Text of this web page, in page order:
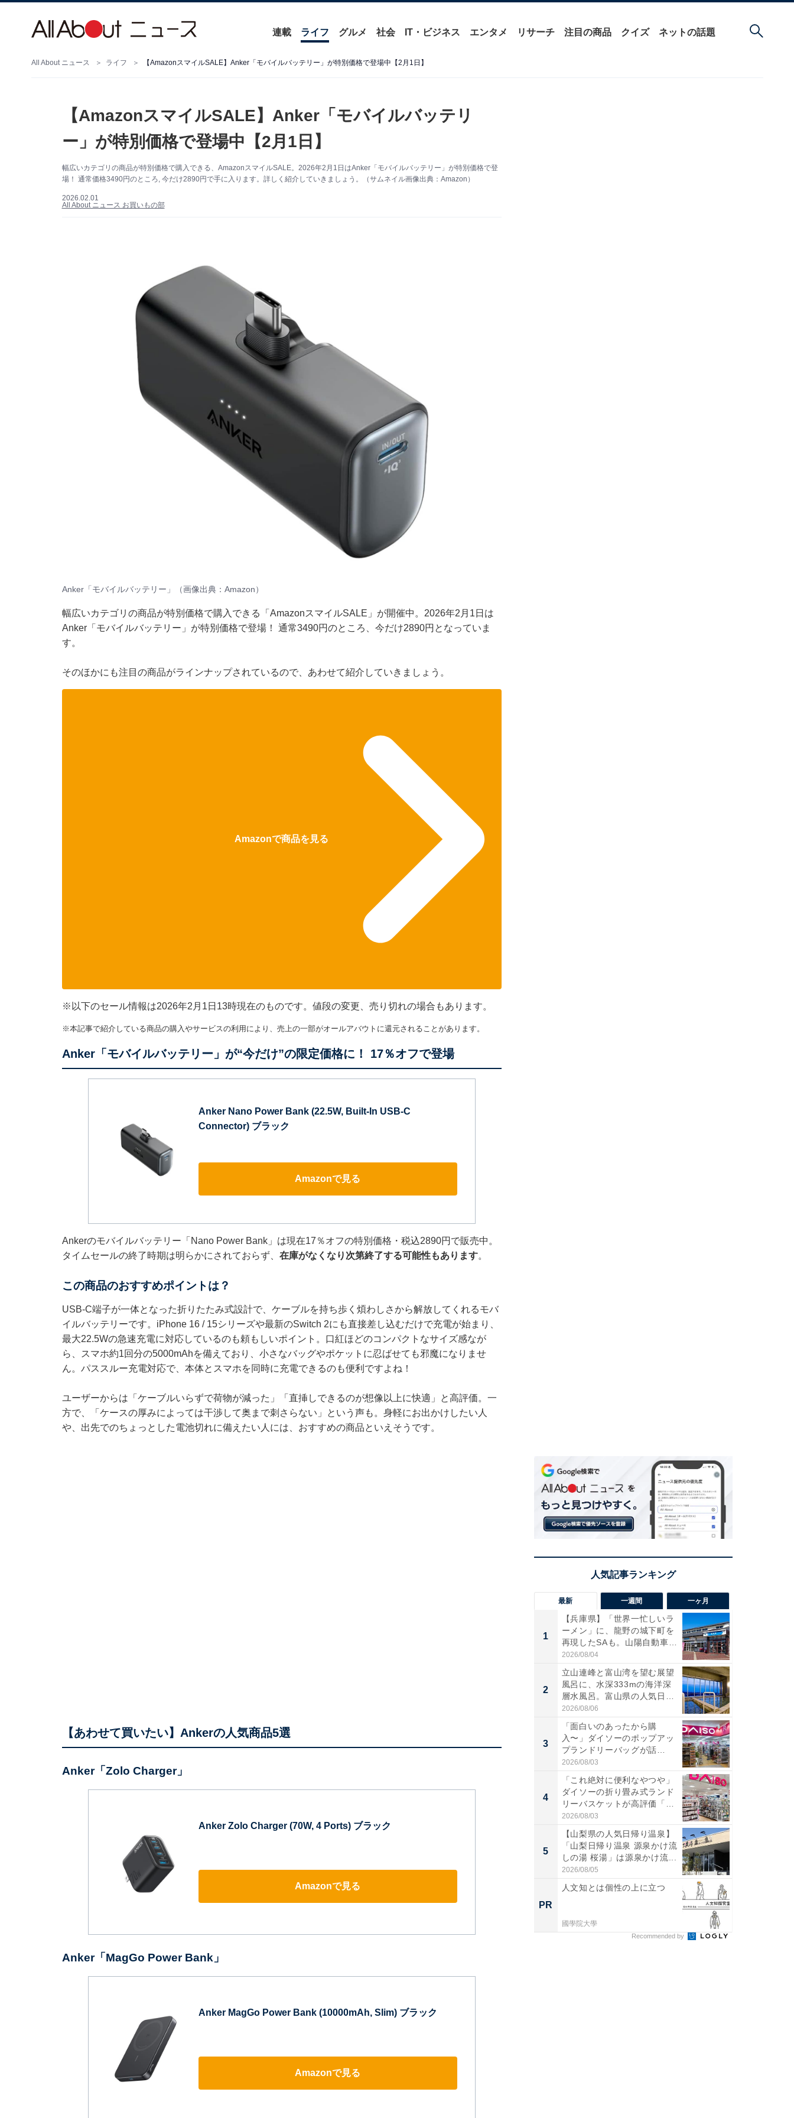
連載 ライフ グルメ 社会 IT・ビジネス エンタメ リサーチ 注目の商品 クイズ ネットの話題
All About ニュース ライフ 【AmazonスマイルSALE】Anker「モバイルバッテリー」が特別価格で登場中【2月1日】
【AmazonスマイルSALE】Anker「モバイルバッテリ
ー」が特別価格で登場中【2月1日】
幅広いカテゴリの商品が特別価格で購入できる、AmazonスマイルSALE。2026年2月1日はAnker「モバイルバッテリー」が特別価格で登
場！ 通常価格3490円のところ, 今だけ2890円で手に入ります。詳しく紹介していきましょう。（サムネイル画像出典：Amazon）
2026.02.01
All About ニュース お買いもの部
Anker「モバイルバッテリー」（画像出典：Amazon）
幅広いカテゴリの商品が特別価格で購入できる「AmazonスマイルSALE」が開催中。2026年2月1日は
Anker「モバイルバッテリー」が特別価格で登場！ 通常3490円のところ、今だけ2890円となっていま
す。
そのほかにも注目の商品がラインナップされているので、あわせて紹介していきましょう。
Amazonで商品を見る
※以下のセール情報は2026年2月1日13時現在のものです。値段の変更、売り切れの場合もあります。
※本記事で紹介している商品の購入やサービスの利用により、売上の一部がオールアバウトに還元されることがあります。
Anker「モバイルバッテリー」が“今だけ”の限定価格に！ 17％オフで登場
Anker Nano Power Bank (22.5W, Built-In USB-C
Connector) ブラック
Amazonで見る
Ankerのモバイルバッテリー「Nano Power Bank」は現在17％オフの特別価格・税込2890円で販売中。
タイムセールの終了時期は明らかにされておらず、 在庫がなくなり次第終了する可能性もあります。
この商品のおすすめポイントは？
USB-C端子が一体となった折りたたみ式設計で、ケーブルを持ち歩く煩わしさから解放してくれるモバ
イルバッテリーです。iPhone 16 / 15シリーズや最新のSwitch 2にも直接差し込むだけで充電が始まり、
最大22.5Wの急速充電に対応しているのも頼もしいポイント。口紅ほどのコンパクトなサイズ感なが
ら、スマホ約1回分の5000mAhを備えており、小さなバッグやポケットに忍ばせても邪魔になりませ
ん。パススルー充電対応で、本体とスマホを同時に充電できるのも便利ですよね！
ユーザーからは「ケーブルいらずで荷物が減った」「直挿しできるのが想像以上に快適」と高評価。一
方で、「ケースの厚みによっては干渉して奥まで刺さらない」という声も。身軽にお出かけしたい人
や、出先でのちょっとした電池切れに備えたい人には、おすすめの商品といえそうです。
【あわせて買いたい】Ankerの人気商品5選
Anker「Zolo Charger」
Anker Zolo Charger (70W, 4 Ports) ブラック
Amazonで見る
Anker「MagGo Power Bank」
Anker MagGo Power Bank (10000mAh, Slim) ブラック
Amazonで見る
最新 一週間 一ヶ月
1
【兵庫県】「世界一忙しいラ
ーメン」に、龍野の城下町を
再現したSAも。山陽自動車
道...
2026/08/04
2
立山連峰と富山湾を望む展望
風呂に、水深333mの海洋深
層水風呂。富山県の人気日
帰...
2026/08/06
3
「面白いのあったから購
入〜」ダイソーのポップアッ
プランドリーバッグが話
題。“さま...
2026/08/03
4
「これ絶対に便利なやつや」
ダイソーの折り畳み式ランド
リーバスケットが高評価「使
わ...
2026/08/03
5
【山梨県の人気日帰り温泉】
「山梨日帰り温泉 源泉かけ流
しの湯 桜湯」は源泉かけ流...
2026/08/05
PR
人文知とは個性の上に立つ
國學院大學
Recommended by